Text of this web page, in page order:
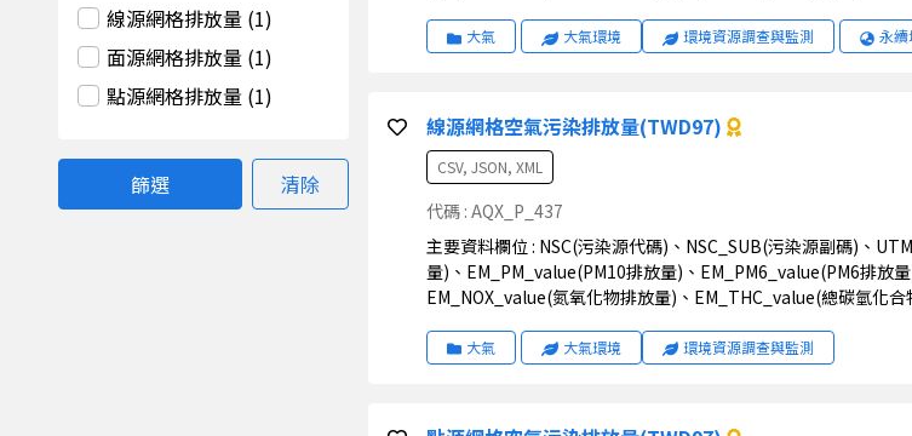
線源網格排放量 (1)
面源網格排放量 (1)
點源網格排放量 (1)
篩選 清除
大氣 大氣環境 環境資源調查與監測 永續
線源網格空氣污染排放量(TWD97)
CSV, JSON, XML
代碼 : AQX_P_437
主要資料欄位 : NSC(污染源代碼)、NSC_SUB(污染源副碼)、UTME(UTM_E座標)、UTMN(UTM_N座標)、DICT(鄉鎮代碼)、EM_TSP_value(TSP排放
量)、EM_PM_value(PM10排放量)、EM_PM6_value(PM6排放
EM_NOX_value(氮氧化物排放量)、EM_THC_value(總碳氫化
EM_CO_value(一氧化碳排放量)、EM_Pb_value(鉛排放量)、
大氣 大氣環境 環境資源調查與監測